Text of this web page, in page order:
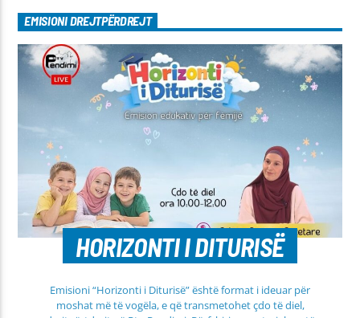
EMISIONI DREJTPËRDREJT
HORIZONTI I DITURISË
Emisioni “Horizonti i Diturisë” është format i ideuar për
moshat më të vogëla, e që transmetohet çdo të diel,